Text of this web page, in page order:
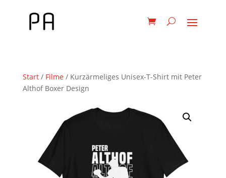
Start/ Filme/ Kurzärmeliges Unisex-T-Shirt mit Peter
Althof Boxer Design